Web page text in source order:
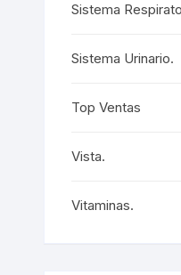
Sistema
Sistema Urinario.
Top Ventas
Vista.
Vitaminas.